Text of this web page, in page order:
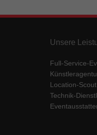
Unsere
Full-Service-
Location-Scout
Technik-